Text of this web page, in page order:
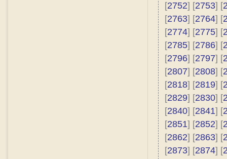
[2752] [2753] [
[2763] [2764] [
[2774] [2775] [
[2785] [2786] [
[2796] [2797] [
[2807] [2808] [
[2818] [2819] [
[2829] [2830] [
[2840] [2841] [
[2851] [2852] [
[2862] [2863] [
[2873] [2874] [